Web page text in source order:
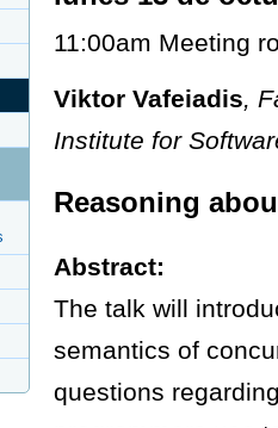
11:00am Meeting
Viktor Vafeiadis,
Institute for
Reasoning
Abstract:
The talk will
semantics of
questions